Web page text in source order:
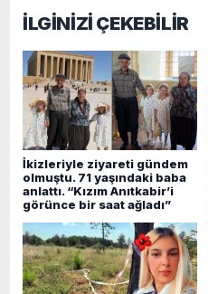
İLGİNİZİ ÇEKEBİLİR
İkizleriyle ziyareti gündem
olmuştu. 71 yaşındaki baba
anlattı. “Kızım Anıtkabir’i
görünce bir saat ağladı”